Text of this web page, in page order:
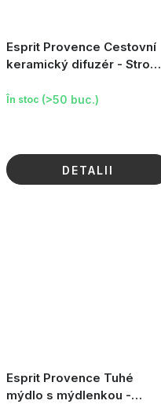
Esprit Provence Cestovní
keramický difuzér - Strom
În stoc (>50 buc.)
DETALII
Esprit Provence Tuhé
mýdlo s mýdlenkou -